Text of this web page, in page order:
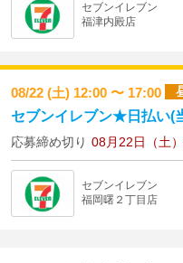
セブンイレブン
福津内殿店
08/22 (土) 12:00 〜 17:00
セブンイレブン★日払い(
応募締め切り 08月22日（土
セブンイレブン
福岡曙２丁目店